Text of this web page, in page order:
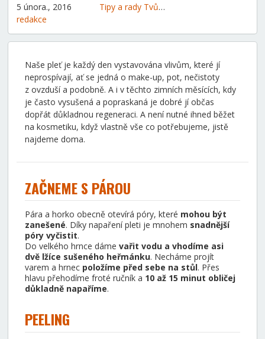
5 února., 2016
redakce
Tipy a rady Tvůrčí dílna
Naše pleť je každý den vystavována vlivům, které jí
neprospívají, ať se jedná o make-up, pot, nečistoty
z ovzduší a podobně. A i v těchto zimních měsících, kdy
je často vysušená a popraskaná je dobré jí občas
dopřát důkladnou regeneraci. A není nutné ihned běžet
na kosmetiku, když vlastně vše co potřebujeme, jistě
najdeme doma.
ZAČNEME S PÁROU
Pára a horko obecně otevírá póry, které mohou být
zanešené. Díky napaření pleti je mnohem snadnější
póry vyčistit.
Do velkého hrnce dáme vařit vodu a vhodíme asi
dvě lžíce sušeného heřmánku. Necháme projít
varem a hrnec položíme před sebe na stůl. Přes
hlavu přehodíme froté ručník a 10 až 15 minut obličej
důkladně napaříme.
PEELING